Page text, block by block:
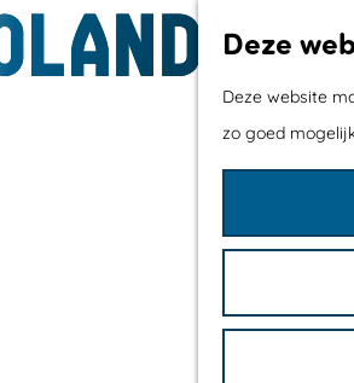
Deze
Deze website
zo goed